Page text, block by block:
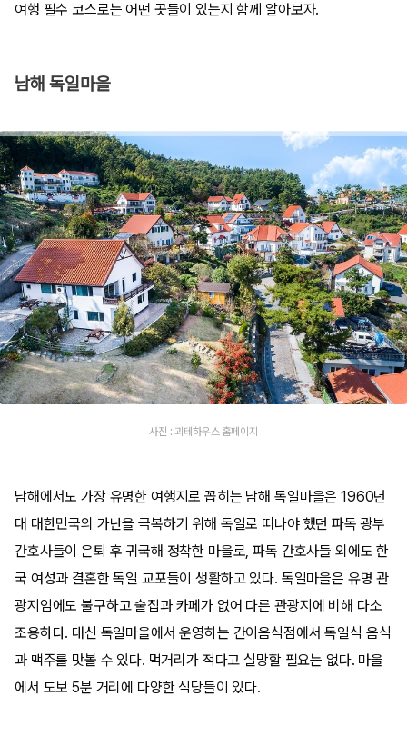
여행 필수 코스로는 어떤 곳들이 있는지 함께 알아보자.
남해 독일마을
사진 : 괴테하우스 홈페이지
남해에서도 가장 유명한 여행지로 꼽히는 남해 독일마을은 1960년
대 대한민국의 가난을 극복하기 위해 독일로 떠나야 했던 파독 광부
간호사들이 은퇴 후 귀국해 정착한 마을로, 파독 간호사들 외에도 한
국 여성과 결혼한 독일 교포들이 생활하고 있다. 독일마을은 유명 관
광지임에도 불구하고 술집과 카페가 없어 다른 관광지에 비해 다소
조용하다. 대신 독일마을에서 운영하는 간이음식점에서 독일식 음식
과 맥주를 맛볼 수 있다. 먹거리가 적다고 실망할 필요는 없다. 마을
에서 도보 5분 거리에 다양한 식당들이 있다.